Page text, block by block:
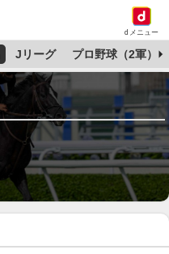
dメニュー
Jリーグ プロ野球（2軍）